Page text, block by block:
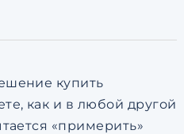
купить
как и в любой другой
«примерить»